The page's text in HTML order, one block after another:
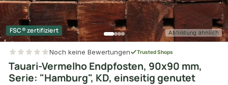
FSC® zertifiziert Abbildung ähnlich
Noch keine Bewertungen Trusted Shops
Tauari-Vermelho Endpfosten, 90x90 mm,
Serie: "Hamburg", KD, einseitig genutet